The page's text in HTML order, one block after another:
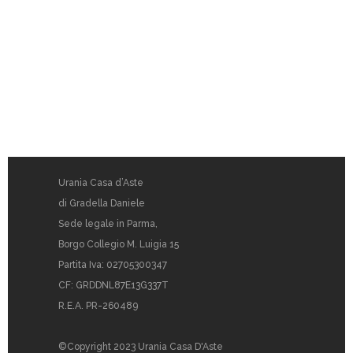
Urania Casa d’Aste
di Gradella Daniele
Sede legale in Parma,
Borgo Collegio M. Luigia 15
Partita Iva: 02705300347
CF: GRDDNL87E13G337T
R.E.A. PR-260489
©Copyright 2023 Urania Casa D'Aste